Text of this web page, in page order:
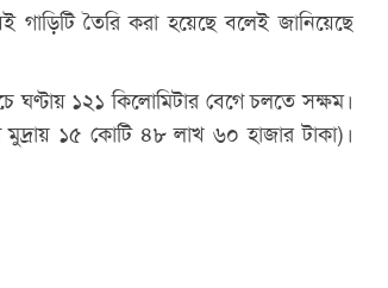
তৈরি করা হয়েছে বলেই জানিয়েছে
ঘণ্টায় ১২১ কিলোমিটার বেগে চলতে সক্ষম।
মুদ্রায় ১৫ কোটি ৪৮ লাখ ৬০ হাজার টাকা)।